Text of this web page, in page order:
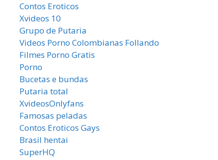
Contos Eroticos
Xvideos 10
Grupo de Putaria
Videos Porno Colombianas Follando
Filmes Porno Gratis
Porno
Bucetas e bundas
Putaria total
XvideosOnlyfans
Famosas peladas
Contos Eroticos Gays
Brasil hentai
SuperHQ